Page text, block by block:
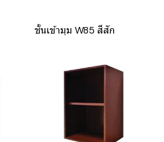
ชั้นเข้ามุม W85 สีสัก